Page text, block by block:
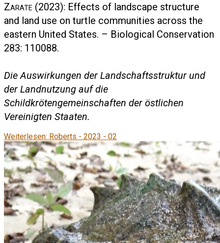
Zarate (2023): Effects of landscape structure
and land use on turtle communities across the
eastern United States. – Biological Conservation
283: 110088.
Die Auswirkungen der Landschaftsstruktur und
der Landnutzung auf die
Schildkrötengemeinschaften der östlichen
Vereinigten Staaten.
Weiterlesen: Roberts - 2023 - 02